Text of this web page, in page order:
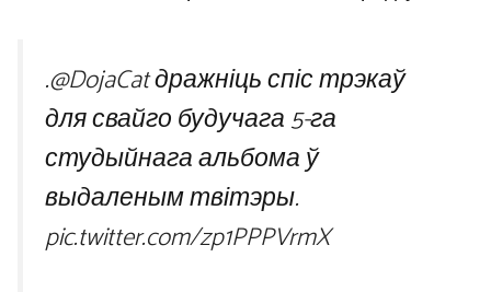
.@DojaCatдражніць спіс трэкаў
для свайго будучага 5-га
студыйнага альбома ў
выдаленым твітэры.
pic.twitter.com/zp1PPPVrmX